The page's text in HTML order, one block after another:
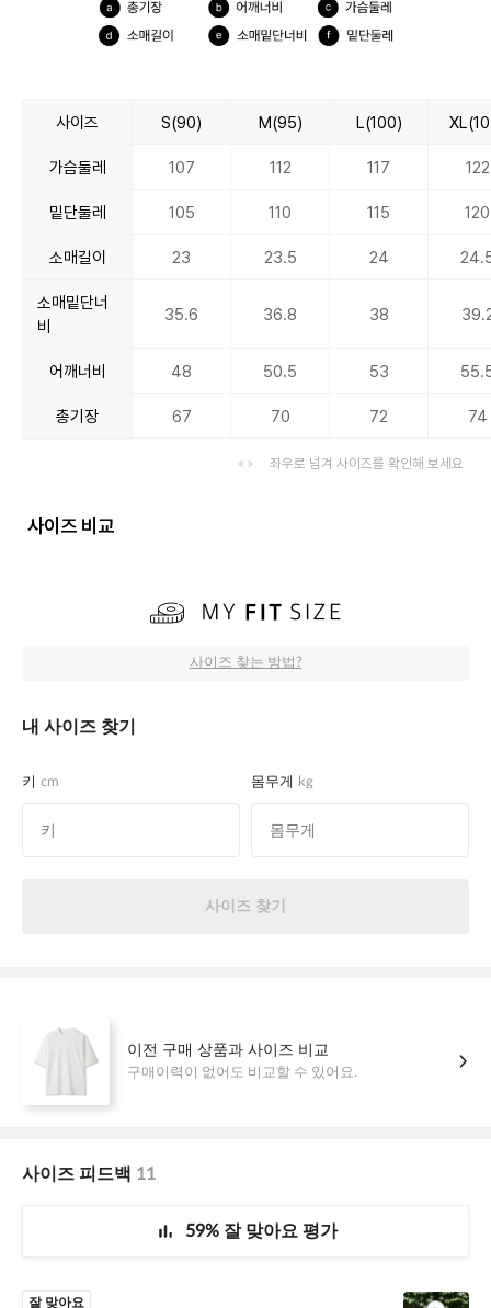
사이즈 S(90) M(95) L(100)
가슴둘레 107 112 117 122
밑단둘레 105 110 115 120
소매길이 23 23.5 24
소매밑단너
비
35.6 36.8 38
어깨너비 48 50.5 53
총기장 67 70 72 74
좌우로 넘겨 사이즈를 확인해 보세요
사이즈 비교